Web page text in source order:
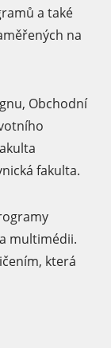
a také
na
Obchodní
fakulta.
multimédii.
která